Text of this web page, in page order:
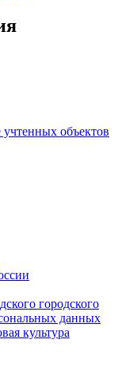
объектов
городского
данных
культура